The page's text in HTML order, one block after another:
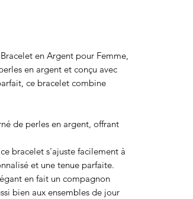
en Argent pour Femme,
en argent et conçu avec
ce bracelet combine
de perles en argent, offrant
bracelet s'ajuste facilement à
et une tenue parfaite.
en fait un compagnon
bien aux ensembles de jour